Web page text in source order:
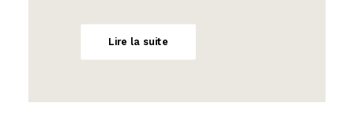
Lire la suite